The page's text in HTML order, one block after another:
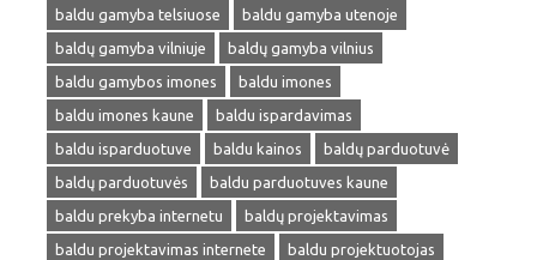
baldu gamyba telsiuose
baldu gamyba utenoje
baldų gamyba vilniuje
baldų gamyba vilnius
baldu gamybos imones
baldu imones
baldu imones kaune
baldu ispardavimas
baldu isparduotuve
baldu kainos
baldų parduotuvė
baldų parduotuvės
baldu parduotuves kaune
baldu prekyba internetu
baldų projektavimas
baldu projektavimas internete
baldu projektuotojas